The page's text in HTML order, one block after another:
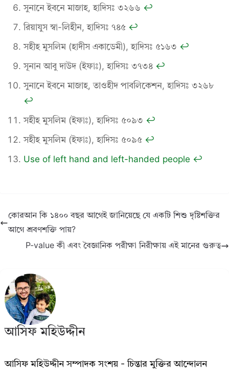
সুনানে ইবনে মাজাহ, হাদিসঃ ৩২৬৬ ↩︎
রিয়াযুস স্বা-লিহীন, হাদিসঃ ৭৪৫ ↩︎
সহীহ মুসলিম (হাদীস একাডেমী), হাদিসঃ ৫১৬৩ ↩︎
সূনান আবু দাউদ (ইফাঃ), হাদিসঃ ৩৭৩৪ ↩︎
সুনানে ইবনে মাজাহ, তাওহীদ পাবলিকেশন, হাদিসঃ ৩২৬৮
↩︎
সহীহ মুসলিম (ইফাঃ), হাদিসঃ ৫০৯৩ ↩︎
সহীহ মুসলিম (ইফাঃ), হাদিসঃ ৫০৯৫ ↩︎
Use of left hand and left-handed people ↩︎
কোরআন কি ১৪০০ বছর আগেই জানিয়েছে যে একটি শিশু দৃষ্টিশক্তির
আগে শ্রবণশক্তি পায়?
P-value কী এবং বৈজ্ঞানিক পরীক্ষা নিরীক্ষায় এই মানের গুরুত্ব
আসিফ মহিউদ্দীন
আসিফ মহিউদ্দীন সম্পাদক সংশয় - চিন্তার মুক্তির আন্দোলন